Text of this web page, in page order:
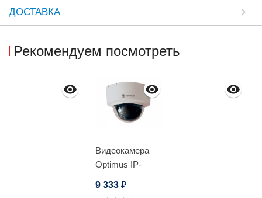
ДОСТАВКА
Рекомендуем посмотреть
Видеокамера
Optimus IP-
9 333₽